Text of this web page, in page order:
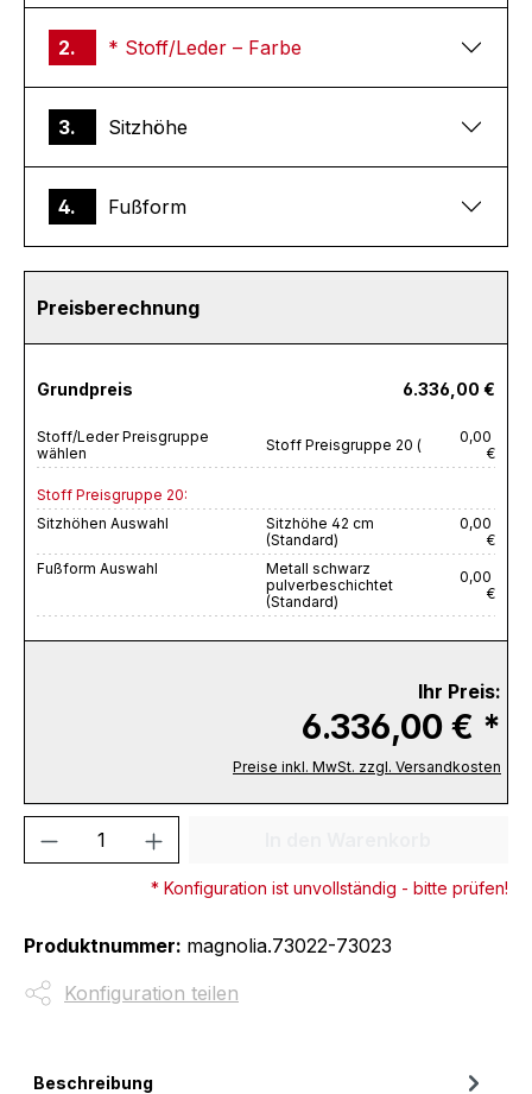
2. * Stoff/Leder – Farbe
3. Sitzhöhe
4. Fußform
Preisberechnung
Grundpreis 6.336,00 €
Stoff/Leder Preisgruppe
wählen
Stoff Preisgruppe 20 (
0,00
€
Stoff Preisgruppe 20:
Sitzhöhen Auswahl
Sitzhöhe 42 cm
(Standard)
0,00
€
Fußform Auswahl
Metall schwarz
pulverbeschichtet
(Standard)
0,00
€
Ihr Preis:
6.336,00 € *
Preise inkl. MwSt. zzgl. Versandkosten
Produkt Anzahl: Gib den
* Konfiguration ist unvollständig - bitte prüfen!
Produktnummer: magnolia.73022-73023
Konfiguration teilen
Beschreibung